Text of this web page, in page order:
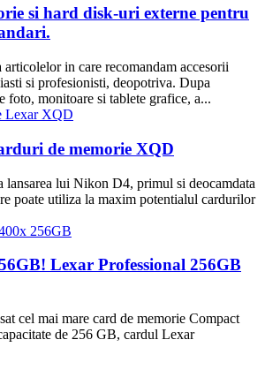
si hard disk-uri externe pentru
articolelor in care recomandam accesorii
si profesionisti, deopotriva. Dupa
foto, monitoare si tablete grafice, a...
de memorie XQD
lansarea lui Nikon D4, primul si deocamdata
poate utiliza la maxim potentialul cardurilor
Lexar Professional 256GB
cel mai mare card de memorie Compact
de 256 GB, cardul Lexar